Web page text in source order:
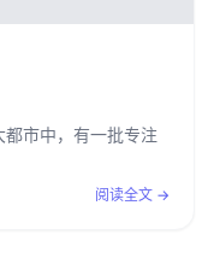
市中，有一批专注
阅读全文 →